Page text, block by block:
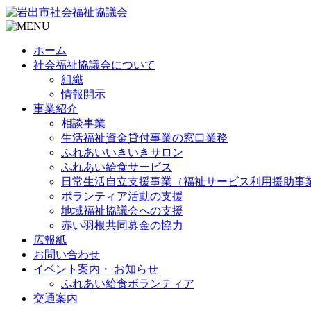
ホーム
社会福祉協議会について
組織
情報開示
事業紹介
相談事業
生活福祉資金貸付事業の窓口業務
ふれあいいきいきサロン
ふれあい給食サービス
日常生活自立支援事業（福祉サービス利用援助事
ボランティア活動の支援
地域福祉協議会への支援
赤い羽根共同募金の協力
広報紙
お問い合わせ
イベント案内・ お知らせ
ふれあい給食ボランティア
交通案内